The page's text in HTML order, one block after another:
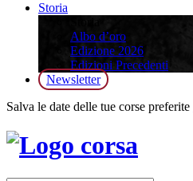
Storia
Albo d’oro
Edizione 2026
Edizioni Precedenti
Newsletter
Salva le date delle tue corse preferite